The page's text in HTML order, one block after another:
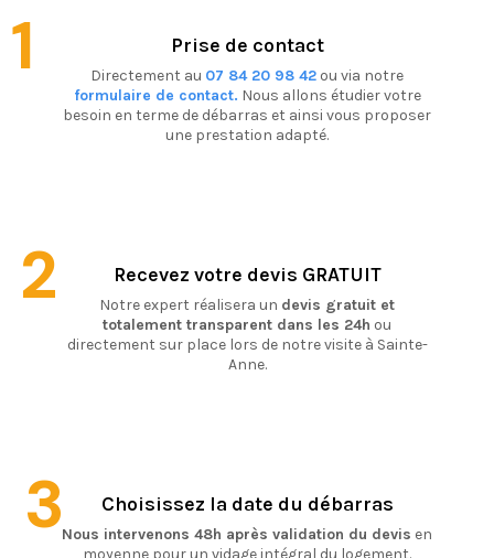
Prise de contact
Directement au 07 84 20 98 42 ou via notre
formulaire de contact. Nous allons étudier votre
besoin en terme de débarras et ainsi vous proposer
une prestation adapté.
1
Recevez votre devis GRATUIT
Notre expert réalisera un devis gratuit et
totalement transparent dans les 24h ou
directement sur place lors de notre visite à Sainte-
Anne.
2
Choisissez la date du débarras
Nous intervenons 48h après validation du devis en
moyenne pour un vidage intégral du logement.
3